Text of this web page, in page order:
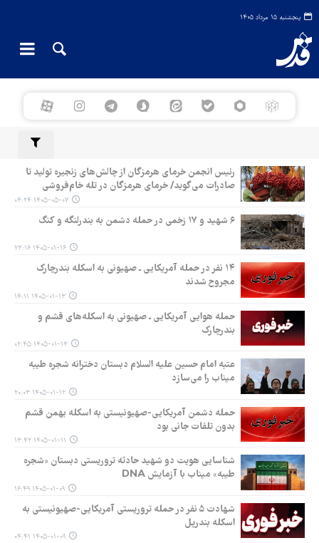
پنجشنبه ۱۵ مرداد ۱۴۰۵
رئیس انجمن خرمای هرمزگان از چالش‌های زنجیره تولید تا
صادرات می‌گوید/ خرمای هرمزگان در تله خام‌فروشی
۱۴۰۵-۰۵-۰۷ ۰۴:۲۴
۶ شهید و ۱۷ زخمی در حمله دشمن به بندرلنگه و کنگ
۱۴۰۵-۰۱-۱۶ ۲۳:۱۶
۱۴ نفر در حمله آمریکایی ـ صهیونی به اسکله بندرچارک
مجروح شدند
۱۴۰۵-۰۱-۱۳ ۱۴:۱۱
حمله هوایی آمریکایی‌ ـ صهیونی به اسکله‌های قشم و
بندرچارک
۱۴۰۵-۰۱-۱۳ ۰۲:۴۵
عتبه امام حسین علیه السلام دبستان دخترانه شجره طیبه
میناب را می‌سازد
۱۴۰۵-۰۱-۱۲ ۲۰:۰۳
حمله دشمن آمریکایی‌-صهیونیستی به اسکله بهمن قشم
بدون تلفات جانی بود
۱۴۰۵-۰۱-۱۱ ۱۳:۴۲
شناسایی هویت دو شهید حادثه تروریستی دبستان «شجره
طیبه» میناب با آزمایش DNA
۱۴۰۵-۰۱-۰۹ ۱۶:۴۹
شهادت ۵ نفر در حمله تروریستی آمریکایی-صهیونیستی به
اسکله بندرپل
۱۴۰۵-۰۱-۰۹ ۰۴:۴۱